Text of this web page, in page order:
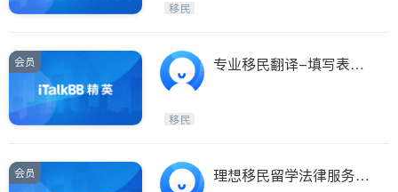
移民
会员
专业移民翻译-填写表
移民
会员
理想移民留学法律服务中